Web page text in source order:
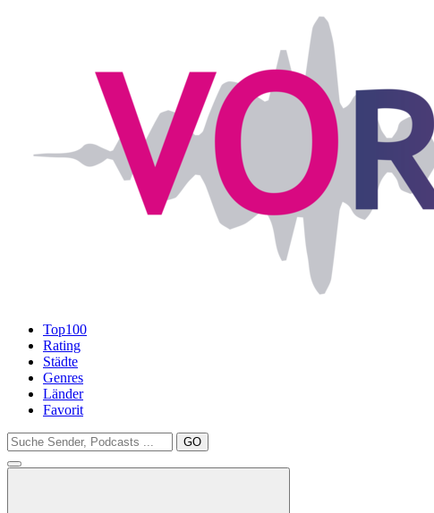
Top100
Rating
Städte
Genres
Länder
Favorit
GO